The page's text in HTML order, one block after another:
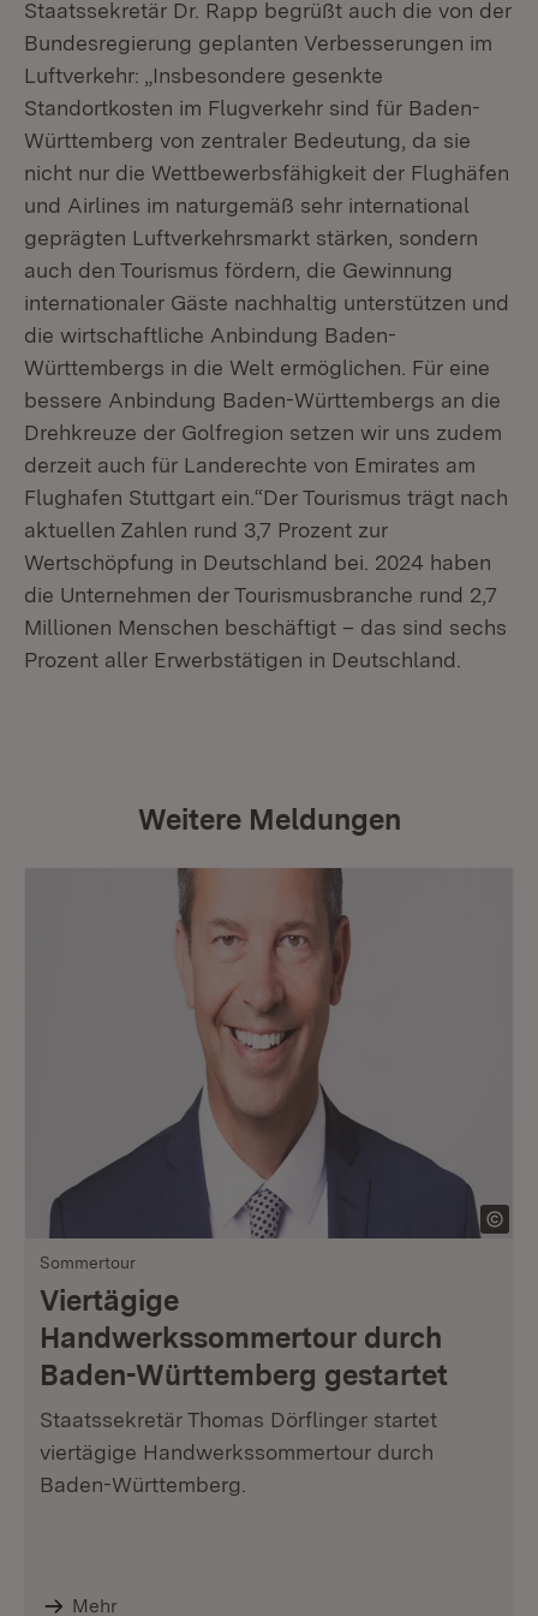
Staatssekretär Dr. Rapp begrüßt auch die von der
Bundesregierung geplanten Verbesserungen im
Luftverkehr: „Insbesondere gesenkte
Standortkosten im Flugverkehr sind für Baden-
Württemberg von zentraler Bedeutung, da sie
nicht nur die Wettbewerbsfähigkeit der Flughäfen
und Airlines im naturgemäß sehr international
geprägten Luftverkehrsmarkt stärken, sondern
auch den Tourismus fördern, die Gewinnung
internationaler Gäste nachhaltig unterstützen und
die wirtschaftliche Anbindung Baden-
Württembergs in die Welt ermöglichen. Für eine
bessere Anbindung Baden-Württembergs an die
Drehkreuze der Golfregion setzen wir uns zudem
derzeit auch für Landerechte von Emirates am
Flughafen Stuttgart ein.“Der Tourismus trägt nach
aktuellen Zahlen rund 3,7 Prozent zur
Wertschöpfung in Deutschland bei. 2024 haben
die Unternehmen der Tourismusbranche rund 2,7
Millionen Menschen beschäftigt – das sind sechs
Prozent aller Erwerbstätigen in Deutschland.
Weitere Meldungen
Sommertour
Viertägige
Handwerkssommertour durch
Baden-Württemberg gestartet
Staatssekretär Thomas Dörflinger startet
viertägige Handwerkssommertour durch
Baden-Württemberg.
Mehr